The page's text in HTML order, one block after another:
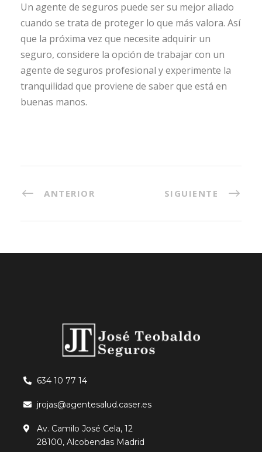
Un agente de seguros puede ser su mejor aliado
cuando se trata de proteger lo que más valora. Así
que la próxima vez que necesite adquirir un
seguro, considere la opción de trabajar con un
agente de seguros profesional y experimente la
tranquilidad que proviene de saber que está en
buenas manos.
ANTERIOR SIGUIENTE
634 10 77 14
jrojas@agentesalud.caser.es
Av. Camilo José Cela, 12
28100, Alcobendas Madrid